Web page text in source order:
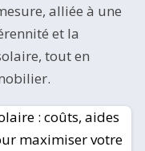
alliée à une
et la
tout en
: coûts, aides
maximiser votre